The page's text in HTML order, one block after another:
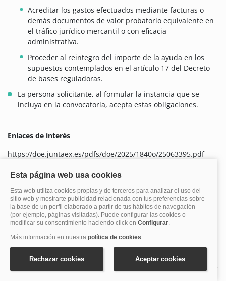
Acreditar los gastos efectuados mediante facturas o
demás documentos de valor probatorio equivalente en
el tráfico jurídico mercantil o con eficacia
administrativa.
Proceder al reintegro del importe de la ayuda en los
supuestos contemplados en el artículo 17 del Decreto
de bases reguladoras.
La persona solicitante, al formular la instancia que se
incluya en la convocatoria, acepta estas obligaciones.
Enlaces de interés
https://doe.juntaex.es/pdfs/doe/2025/1840o/25063395.pdf
Documentación a adjuntar
A la solicitud acompañarán la siguiente documentación:
Certificado de residencia, expedido por el Ayuntamiento,
en el que conste el domicilio familiar del alumno/a
durante el curso escolar y los kilómetros de distancia entre